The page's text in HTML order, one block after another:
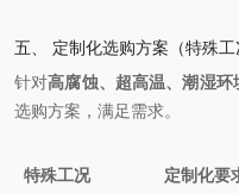
五、 定制化选购方案（特殊工
针对高腐蚀、超高温、潮湿环
选购方案，满足需求。
特殊工况 定制化要